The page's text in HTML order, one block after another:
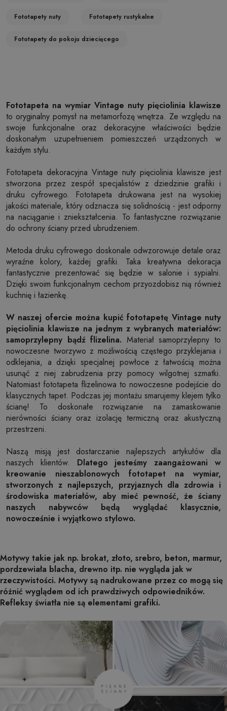
Fototapety nuty Fototapety rustykalne
Fototapety do pokoju dziecięcego
Fototapeta na wymiar Vintage nuty pięciolinia klawisze
to oryginalny pomysł na metamorfozę wnętrza. Ze względu na
swoje funkcjonalne oraz dekoracyjne właściwości będzie
doskonałym uzupełnieniem pomieszczeń urządzonych w
każdym stylu.
Fototapeta dekoracyjna Vintage nuty pięciolinia klawisze jest
stworzona przez zespół specjalistów z dziedzinie grafiki i
druku cyfrowego. Fototapeta drukowana jest na wysokiej
jakości materiale, który odznacza się solidnością - jest odporny
na naciąganie i zniekształcenia. To fantastyczne rozwiązanie
do ochrony ściany przed ubrudzeniem.
Metoda druku cyfrowego doskonale odwzorowuje detale oraz
wyraźne kolory, każdej grafiki. Taka kreatywna dekoracja
fantastycznie prezentować się będzie w salonie i sypialni.
Dzięki swoim funkcjonalnym cechom przyozdobisz nią również
kuchnię i łazienkę.
W naszej ofercie można kupić fototapetę Vintage nuty
pięciolinia klawisze na jednym z wybranych materiałów:
samoprzylepny bądź flizelina. Materiał samoprzylepny to
nowoczesne tworzywo z możliwością częstego przyklejania i
odklejania, a dzięki specjalnej powłoce z łatwością można
usunąć z niej zabrudzenia przy pomocy wilgotnej szmatki.
Natomiast fototapeta flizelinowa to nowoczesne podejście do
klasycznych tapet. Podczas jej montażu smarujemy klejem tylko
ścianę! To doskonałe rozwiązanie na zamaskowanie
nierówności ściany oraz izolację termiczną oraz akustyczną
przestrzeni.
Naszą misją jest dostarczanie najlepszych artykułów dla
naszych klientów. Dlatego jesteśmy zaangażowani w
kreowanie nieszablonowych fototapet na wymiar,
stworzonych z najlepszych, przyjaznych dla zdrowia i
środowiska materiałów, aby mieć pewność, że ściany
naszych nabywców będą wyglądać klasycznie,
nowocześnie i wyjątkowo stylowo.
Motywy takie jak np. brokat, złoto, srebro, beton, marmur,
pordzewiała blacha, drewno itp. nie wygląda jak w
rzeczywistości. Motywy są nadrukowane przez co mogą się
różnić wyglądem od ich prawdziwych odpowiedników.
Refleksy światła nie są elementami grafiki.